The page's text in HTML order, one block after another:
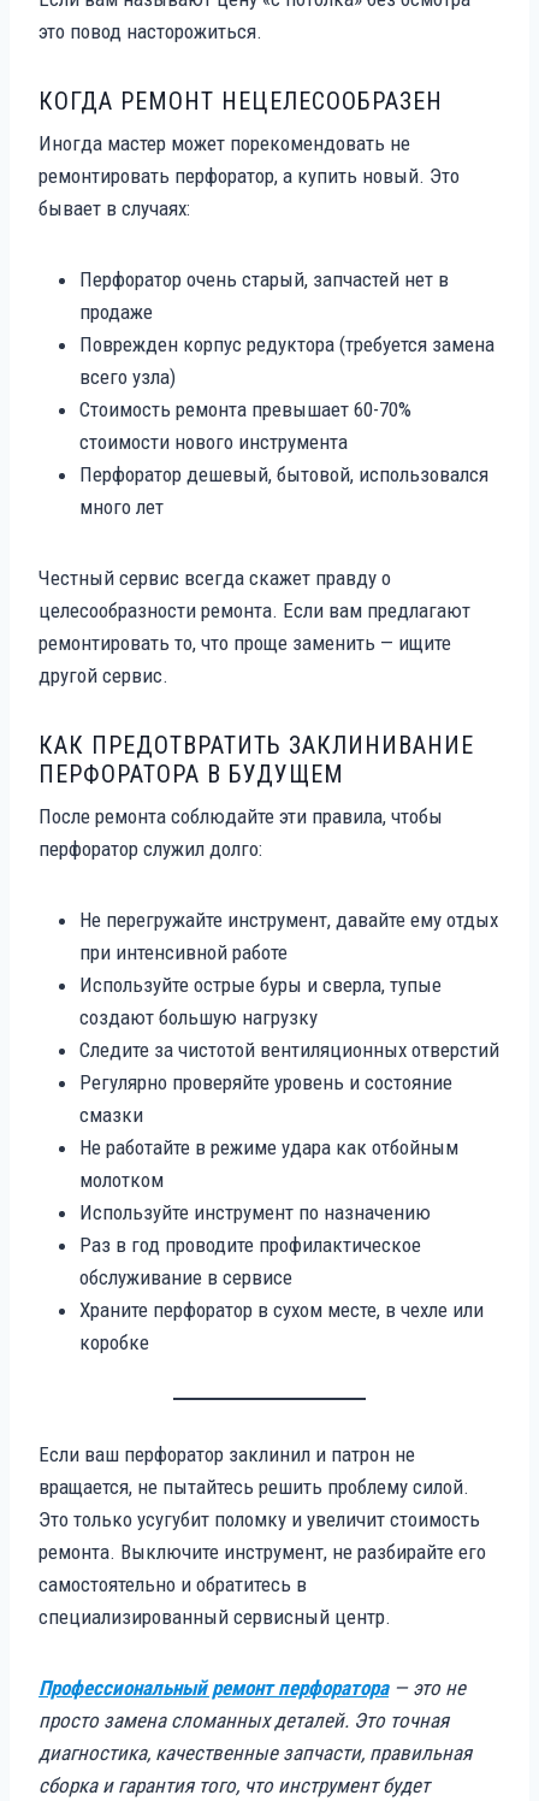
это повод насторожиться.
КОГДА РЕМОНТ НЕЦЕЛЕСООБРАЗЕН
Иногда мастер может порекомендовать не
ремонтировать перфоратор, а купить новый. Это
бывает в случаях:
Перфоратор очень старый, запчастей нет в
продаже
Поврежден корпус редуктора (требуется замена
всего узла)
Стоимость ремонта превышает 60-70%
стоимости нового инструмента
Перфоратор дешевый, бытовой, использовался
много лет
Честный сервис всегда скажет правду о
целесообразности ремонта. Если вам предлагают
ремонтировать то, что проще заменить — ищите
другой сервис.
КАК ПРЕДОТВРАТИТЬ ЗАКЛИНИВАНИЕ
ПЕРФОРАТОРА В БУДУЩЕМ
После ремонта соблюдайте эти правила, чтобы
перфоратор служил долго:
Не перегружайте инструмент, давайте ему отдых
при интенсивной работе
Используйте острые буры и сверла, тупые
создают большую нагрузку
Следите за чистотой вентиляционных отверстий
Регулярно проверяйте уровень и состояние
смазки
Не работайте в режиме удара как отбойным
молотком
Используйте инструмент по назначению
Раз в год проводите профилактическое
обслуживание в сервисе
Храните перфоратор в сухом месте, в чехле или
коробке
Если ваш перфоратор заклинил и патрон не
вращается, не пытайтесь решить проблему силой.
Это только усугубит поломку и увеличит стоимость
ремонта. Выключите инструмент, не разбирайте его
самостоятельно и обратитесь в
специализированный сервисный центр.
Профессиональный ремонт перфоратора— это не
просто замена сломанных деталей. Это точная
диагностика, качественные запчасти, правильная
сборка и гарантия того, что инструмент будет